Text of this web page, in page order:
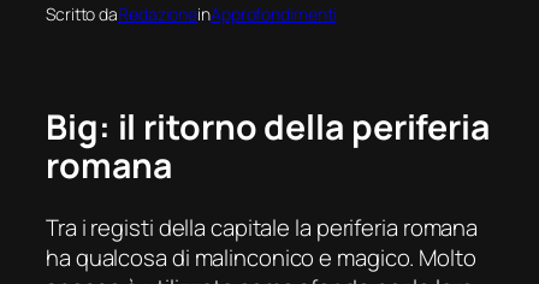
Scritto daRedazioneinApprofondimenti
Big: il ritorno della periferia
romana
Tra i registi della capitale la periferia romana
ha qualcosa di malinconico e magico. Molto